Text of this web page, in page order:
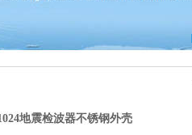
地震检波器不锈钢外壳